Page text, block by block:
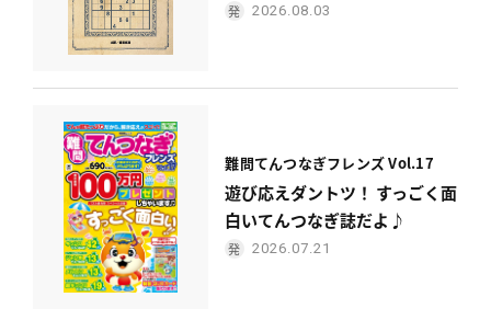
2026.08.03
難問てんつなぎフレンズ Vol.17
遊び応えダントツ！ すっごく面
白いてんつなぎ誌だよ♪
2026.07.21